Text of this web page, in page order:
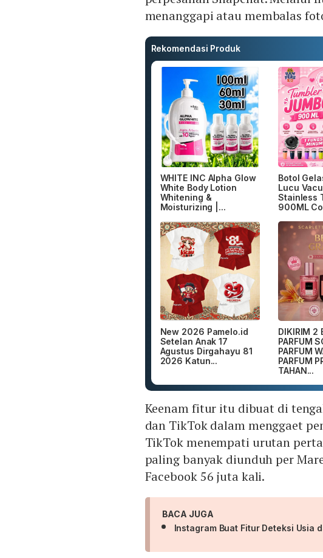
menanggapi atau membalas
Rekomendasi Produk
WHITE INC Alpha Glow
White Body Lotion
Whitening &
Moisturizing |...
Botol
Lucu
Stainless
900ML
New 2026 Pamelo.id
Setelan Anak 17
Agustus Dirgahayu 81
2026 Katun...
DIKIRIM 2
PARFUM
PARFUM
PARFUM
TAHAN...
Keenam fitur itu dibuat di
dan TikTok dalam menggaet
TikTok menempati urutan
paling banyak diunduh per
Facebook 56 juta kali.
BACA JUGA
Instagram Buat Fitur Deteksi Usia